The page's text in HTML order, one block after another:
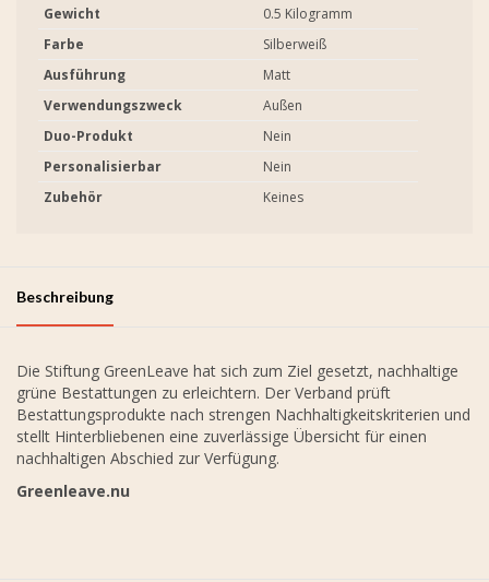
Gewicht
0.5 Kilogramm
Farbe
Silberweiß
Ausführung
Matt
Verwendungszweck
Außen
Duo-Produkt
Nein
Personalisierbar
Nein
Zubehör
Keines
Beschreibung
Die Stiftung GreenLeave hat sich zum Ziel gesetzt, nachhaltige
grüne Bestattungen zu erleichtern. Der Verband prüft
Bestattungsprodukte nach strengen Nachhaltigkeitskriterien und
stellt Hinterbliebenen eine zuverlässige Übersicht für einen
nachhaltigen Abschied zur Verfügung.
Greenleave.nu